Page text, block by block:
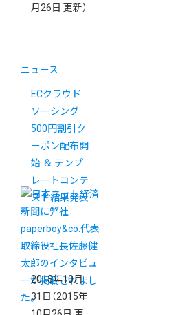
月26日 更新）
ニュース
ECクラウド
ソーシング
500円割引ク
ーポン配布開
始 ＆ テンプ
レートコンテ
スト結果発表
2013年10月
31日 （2015年